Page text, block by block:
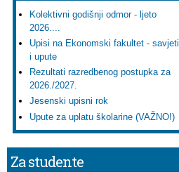
Kolektivni godišnji odmor - ljeto
2026....
Upisi na Ekonomski fakultet - savjeti
i upute
Rezultati razredbenog postupka za
2026./2027.
Jesenski upisni rok
Upute za uplatu školarine (VAŽNO!)
Za studente